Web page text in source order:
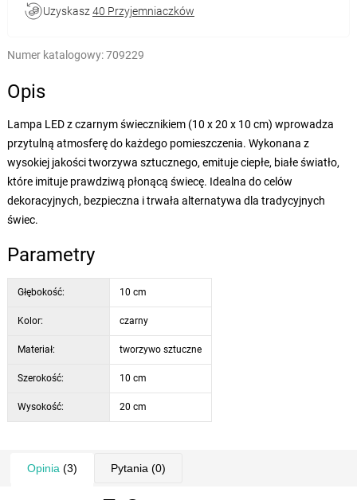
Uzyskasz 40 Przyjemniaczków
Numer katalogowy:709229
Opis
Lampa LED z czarnym świecznikiem (10 x 20 x 10 cm) wprowadza
przytulną atmosferę do każdego pomieszczenia. Wykonana z
wysokiej jakości tworzywa sztucznego, emituje ciepłe, białe światło,
które imituje prawdziwą płonącą świecę. Idealna do celów
dekoracyjnych, bezpieczna i trwała alternatywa dla tradycyjnych
świec.
Parametry
Głębokość: 10 cm
Kolor: czarny
Materiał: tworzywo sztuczne
Szerokość: 10 cm
Wysokość: 20 cm
Opinia (3) Pytania (0)